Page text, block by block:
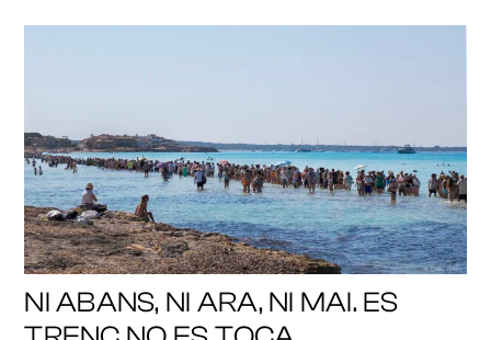
NI ABANS, NI ARA, NI MAI. ES